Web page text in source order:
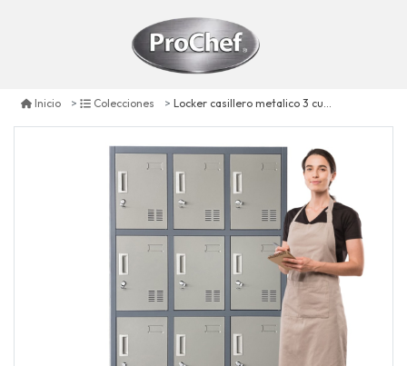
Inicio Colecciones Locker casillero metalico 3 cuerpos 12 puertas